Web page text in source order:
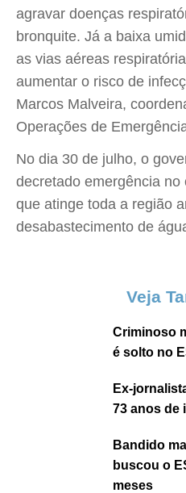
agravar doenças
bronquite. Já a baixa
as vias aéreas
aumentar o risco de
Marcos Malveira,
Operações de
No dia 30 de julho, o
decretado emergência
que atinge toda a região
desabastecimento de
Veja
Criminoso
é solto no
Ex-
73 anos de
Bandido
buscou o
meses